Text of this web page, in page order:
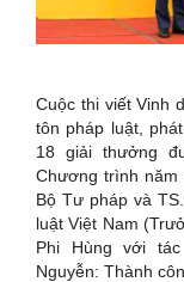
Cuộc thi viết Vinh
tôn pháp luật,
18 giải thưởng
Chương trình
Bộ Tư pháp và
luật Việt Nam
Phi Hùng với tác
Nguyễn: Thành